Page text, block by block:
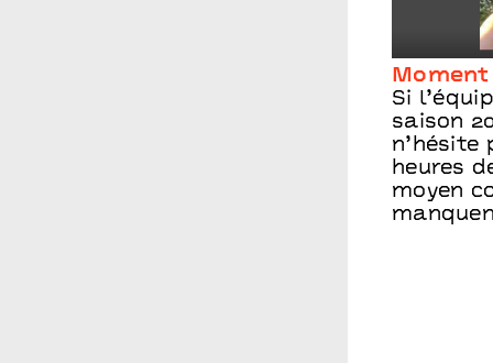
Si
saison
n’hésite
heures
moyen